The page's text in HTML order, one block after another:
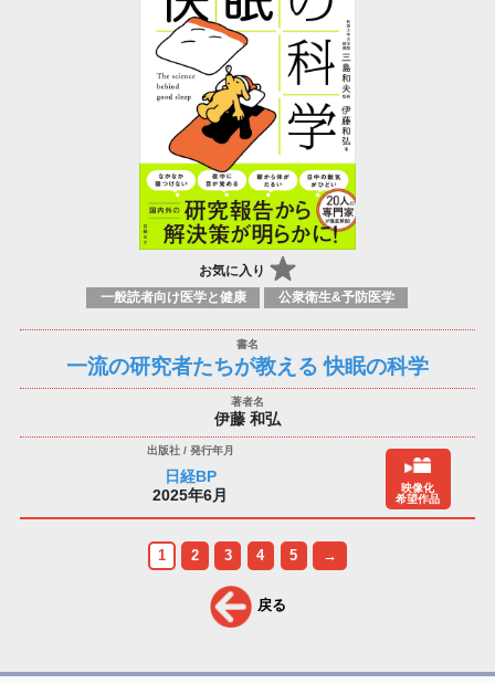
お気に入り
一般読者向け医学と健康 公衆衛生&予防医学
一流の研究者たちが教える 快眠の科学
伊藤 和弘
日経BP
2025年6月
映像化
希望作品
1 2 3 4 5 →
戻る